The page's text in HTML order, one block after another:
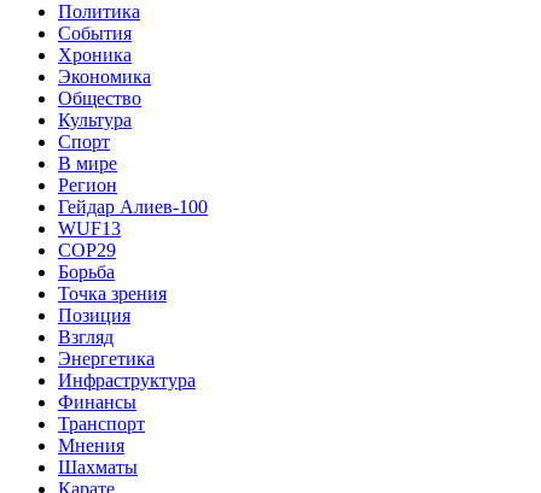
Политика
События
Хроника
Экономика
Общество
Культура
Спорт
В мире
Регион
Гейдар Алиев-100
WUF13
COP29
Борьба
Точка зрения
Позиция
Взгляд
Энергетика
Инфраструктура
Финансы
Транспорт
Мнения
Шахматы
Карате